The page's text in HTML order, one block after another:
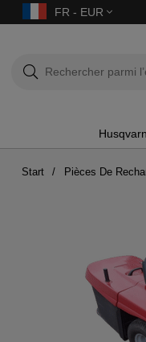
FR - EUR
Start Pièces De